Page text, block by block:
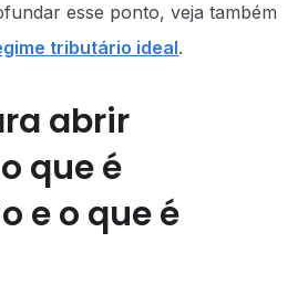
esse ponto, veja também
tributário ideal.
abrir
que é
e o que é